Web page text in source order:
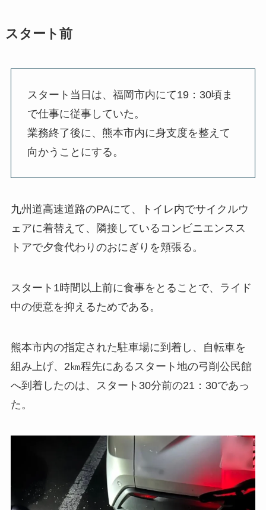
スタート前
スタート当日は、福岡市内にて19：30頃ま
で仕事に従事していた。
業務終了後に、熊本市内に身支度を整えて
向かうことにする。
九州道高速道路のPAにて、トイレ内でサイクルウ
ェアに着替えて、隣接しているコンビニエンスス
トアで夕食代わりのおにぎりを頬張る。
スタート1時間以上前に食事をとることで、ライド
中の便意を抑えるためである。
熊本市内の指定された駐車場に到着し、自転車を
組み上げ、2㎞程先にあるスタート地の弓削公民館
へ到着したのは、スタート30分前の21：30であっ
た。